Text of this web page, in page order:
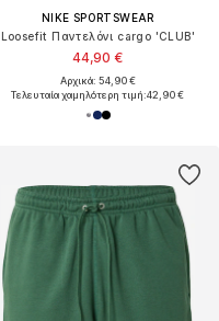
NIKE SPORTSWEAR
Loosefit Παντελόνι cargo 'CLUB'
44,90 €
Αρχικά: 54,90 €
Τελευταία χαμηλότερη τιμή:42,90 €